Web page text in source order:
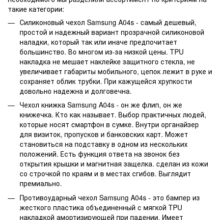
такие категории:
Силиконовый чехол Samsung A04s - самый дешевый,
простой и надежный вариант прозрачной силиконовой
наладки, который так или иначе предпочитает
большинство. Во многом из-за низкой цены. TPU
накладка не мешает наклейке защитного стекла, не
увеличивает габариты мобильного, цепок лежит в руке и
сохраняет облик трубки. При кажущейся хрупкости
довольно надежна и долговечна.
Чехол книжка Samsung A04s - он же флип, он же
книжечка. Кто как называет. Выбор практичных людей,
которые носят смартфон в сумке. Внутри органайзер
для визиток, пропусков и банковских карт. Может
становиться на подставку в одном из нескольких
положений. Есть функция ответа на звонок без
открытия крышки и магнитная защелка. сделан из кожи
со строчкой по краям и в местах сгибов. Выглядит
премиально.
Противоударный чехол Samsung A04s - это бампер из
жесткого пластика объединенный с мягкой TPU
накладкой амортизирующей при падении. Имеет